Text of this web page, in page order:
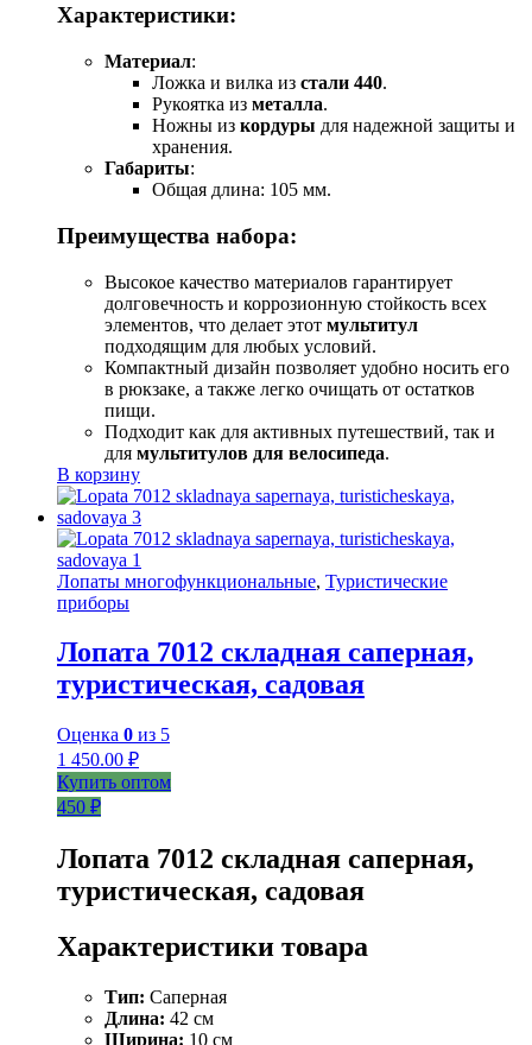
Характеристики:
Материал:
Ложка и вилка из стали 440.
Рукоятка из металла.
Ножны из кордуры для надежной защиты и
хранения.
Габариты:
Общая длина: 105 мм.
Преимущества набора:
Высокое качество материалов гарантирует
долговечность и коррозионную стойкость всех
элементов, что делает этот мультитул
подходящим для любых условий.
Компактный дизайн позволяет удобно носить его
в рюкзаке, а также легко очищать от остатков
пищи.
Подходит как для активных путешествий, так и
для мультитулов для велосипеда.
В корзину
Лопаты многофункциональные, Туристические
приборы
Лопата 7012 складная саперная,
туристическая, садовая
Оценка 0 из 5
1 450.00 ₽
Купить оптом
450 ₽
Лопата 7012 складная саперная,
туристическая, садовая
Характеристики товара
Тип: Саперная
Длина: 42 см
Ширина: 10 см